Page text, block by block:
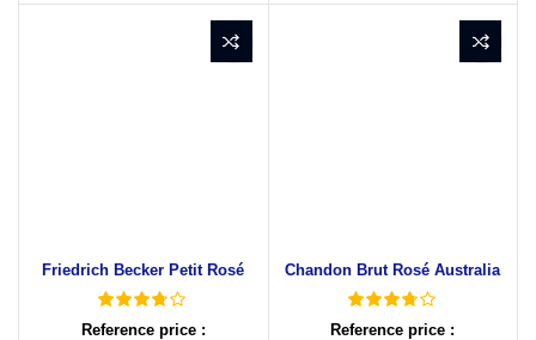
Friedrich Becker Petit Rosé
Reference price :
Chandon Brut Rosé Australia
Reference price :